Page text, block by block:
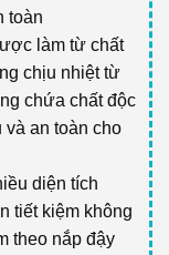
toàn
làm từ chất
chịu nhiệt từ
chứa chất độc
an toàn cho
diện tích
tiết kiệm không
theo nắp đậy